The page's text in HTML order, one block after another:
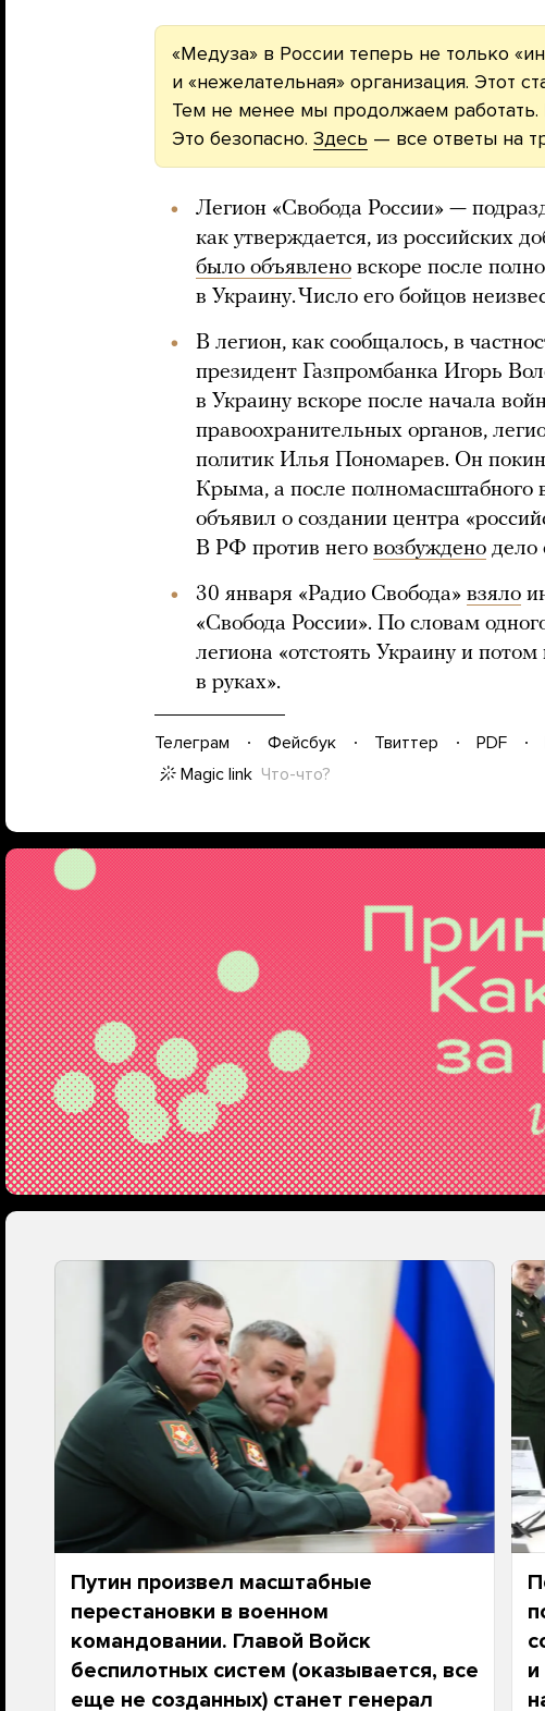
«Медуза» в России теперь не только
и «нежелательная» организация. Этот
Тем не менее мы продолжаем
Это безопасно. Здесь — все ответы на
Легион «Свобода России» —
как утверждается, из российских
было объявлено вскоре после
в Украину. Число его бойцов
В легион, как сообщалось, в
президент Газпромбанка Игорь
в Украину вскоре после начала
правоохранительных органов,
политик Илья Пономарев. Он
Крыма, а после
объявил о создании центра
В РФ против него возбуждено дело
30 января «Радио Свобода» взяло
«Свобода России». По словам
легиона «отстоять Украину и
в руках».
Телеграм Фейсбук Твиттер PDF
Magic link Что-что?
Путин произвел масштабные
перестановки в военном
командовании. Главой Войск
беспилотных систем (оказывается, все
еще не созданных) станет генерал